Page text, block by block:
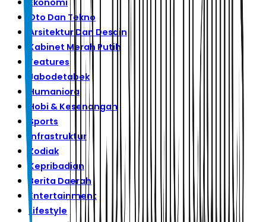
Ekonomi
Oto Dan Tekno
Arsitektur Dan Desain
Kabinet Merah Putih
Features
Jabodetabek
Humaniora
Hobi & Kesenangan
Sports
Infrastruktur
Zodiak
Kepribadian
Berita Daerah
Entertainment
Lifestyle